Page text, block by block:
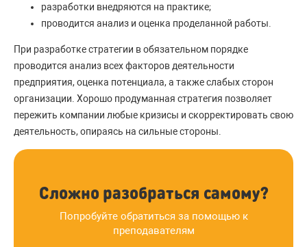
разработки внедряются на практике;
проводится анализ и оценка проделанной работы.
При разработке стратегии в обязательном порядке
проводится анализ всех факторов деятельности
предприятия, оценка потенциала, а также слабых сторон
организации. Хорошо продуманная стратегия позволяет
пережить компании любые кризисы и скорректировать свою
деятельность, опираясь на сильные стороны.
Сложно разобраться самому?
Попробуйте обратиться за помощью к
преподавателям